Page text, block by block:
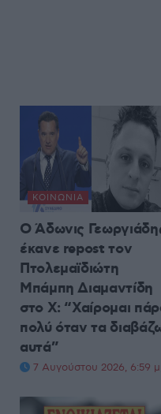
ΚΟΙΝΩΝΊΑ
Ο Άδωνις
έκανε repost τον
Πτολεμαϊδιώτη
Μπάμπη Διαμαντίδη
στο X: “Χαίρομαι
πολύ όταν τα
αυτά”
7 Αυγούστου 2026, 6:59